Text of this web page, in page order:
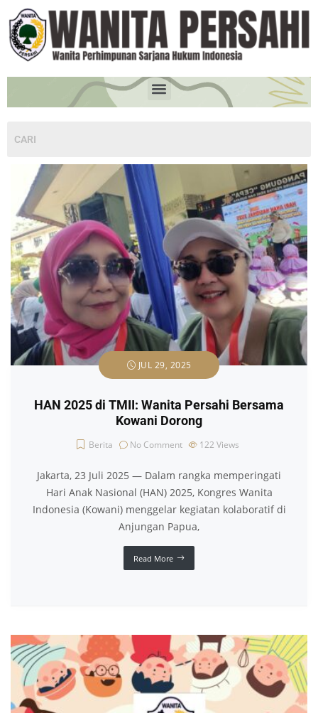
JUL 29, 2025
HAN 2025 di TMII: Wanita Persahi Bersama
Kowani Dorong
Berita No Comment 122 Views
Jakarta, 23 Juli 2025 — Dalam rangka memperingati
Hari Anak Nasional (HAN) 2025, Kongres Wanita
Indonesia (Kowani) menggelar kegiatan kolaboratif di
Anjungan Papua,
Read More